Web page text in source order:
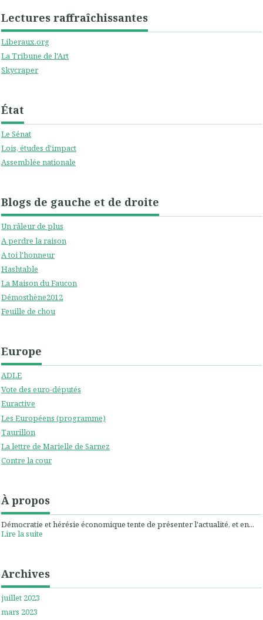
Lectures raffraîchissantes
Liberaux.org
La Tribune de l'Art
Skycraper
État
Le Sénat
Lois, études d'impact
Assemblée nationale
Blogs de gauche et de droite
Un râleur de plus
A perdre la raison
A toi l'honneur
Hashtable
La Maison du Faucon
Démosthène2012
Feuille de chou
Europe
ADLE
Vote des euro-députés
Euractive
Les Européens (programme)
Taurillon
La lettre de Marielle de Sarnez
Contre la cour
À propos
Démocratie et hérésie économique tente de présenter l'actualité, et en...
Lire la suite
Archives
juillet 2023
mars 2023